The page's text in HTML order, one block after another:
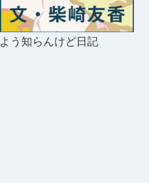
よう知らんけど日記